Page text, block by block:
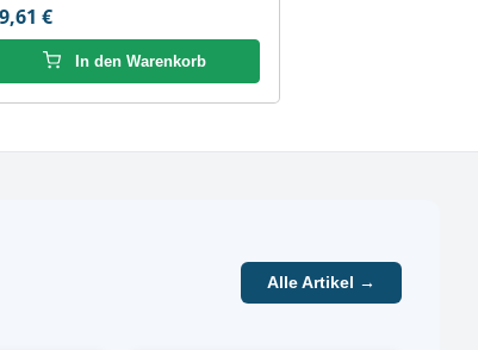
€
In den Warenkorb
Alle Artikel →